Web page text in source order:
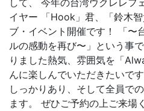
して、 今年の台湾ウクレレフ
イヤー 「Hook」君、「鈴木
ブ・イベント開催です！ 「〜
ルの感動を再び〜」という事
りました熱気、雰囲気を「
んに楽しんでいただきたいで
しっかりあり、そして全員で
ます。 ぜひご予約の上ご来場